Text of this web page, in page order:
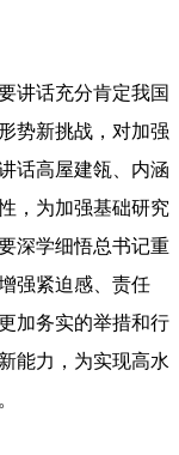
讲话充分肯定我国
势新挑战，对加强
话高屋建瓴、内涵
，为加强基础研究
深学细悟总书记重
强紧迫感、责任
加务实的举措和行
能力，为实现高水